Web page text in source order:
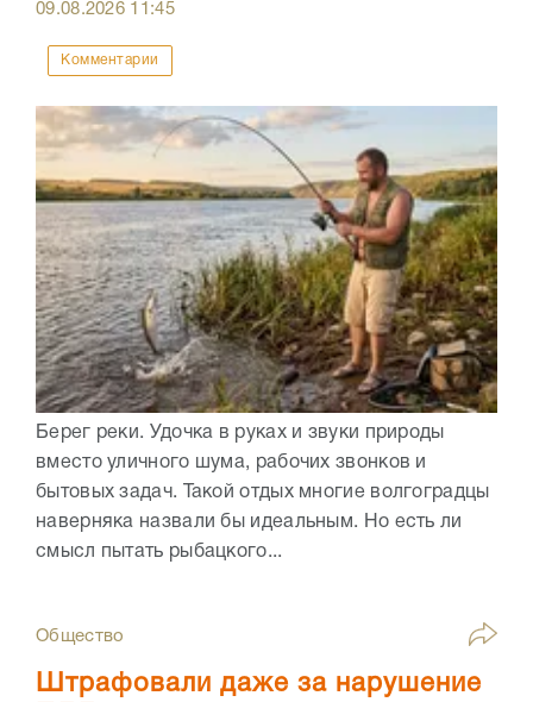
09.08.2026 11:45
Комментарии
Берег реки. Удочка в руках и звуки природы
вместо уличного шума, рабочих звонков и
бытовых задач. Такой отдых многие волгоградцы
наверняка назвали бы идеальным. Но есть ли
смысл пытать рыбацкого...
Общество
Штрафовали даже за нарушение